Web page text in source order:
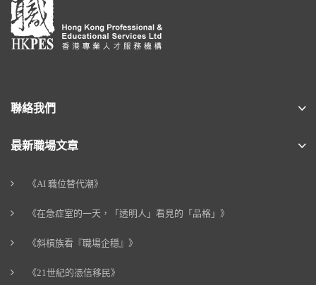
聯絡我們
最新職場文章
《AI 職位替代潮》
《在急症室的一天，「透明人」看見的「品格」》
《斜槓族看『職場企穩』》
《21世紀的憑信移民》